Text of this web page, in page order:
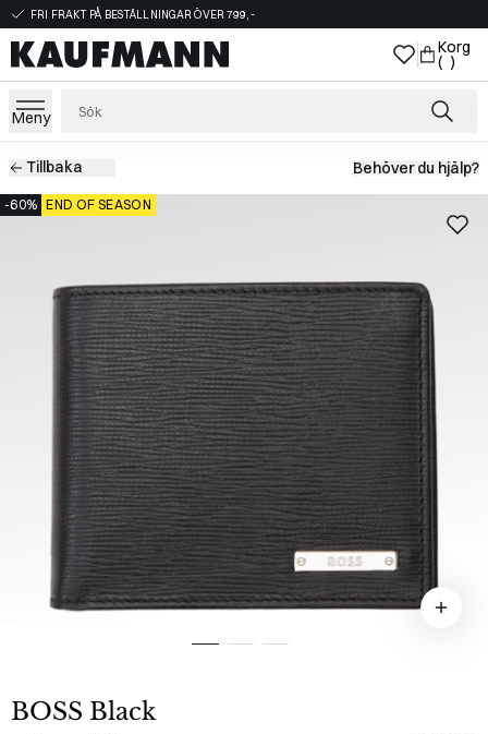
FRI FRAKT PÅ BESTÄLLNINGAR ÖVER 799,-
Korg
( )
Meny
Tillbaka Behöver du hjälp?
-60% END OF SEASON
BOSS Black